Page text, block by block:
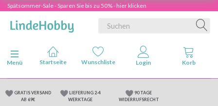
Spätsommer-Sale - Sparen Sie bis zu 50% - hier klicken
Anzeige ändern
Menü
GRATIS VERSAND
AB 69€
LIEFERUNG 2-4
WERKTAGE
90 TAGE
WIDERRUFSRECHT